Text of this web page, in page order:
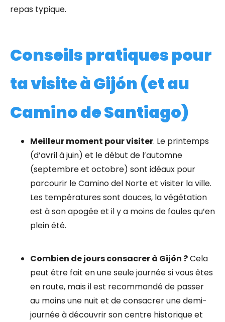
repas typique.
Conseils pratiques pour
ta visite à Gijón (et au
Camino de Santiago)
Meilleur moment pour visiter. Le printemps
(d’avril à juin) et le début de l’automne
(septembre et octobre) sont idéaux pour
parcourir le Camino del Norte et visiter la ville.
Les températures sont douces, la végétation
est à son apogée et il y a moins de foules qu’en
plein été.
Combien de jours consacrer à Gijón ?Cela
peut être fait en une seule journée si vous êtes
en route, mais il est recommandé de passer
au moins une nuit et de consacrer une demi-
journée à découvrir son centre historique et